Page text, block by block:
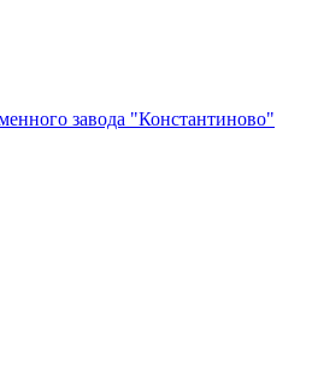
завода "Константиново"